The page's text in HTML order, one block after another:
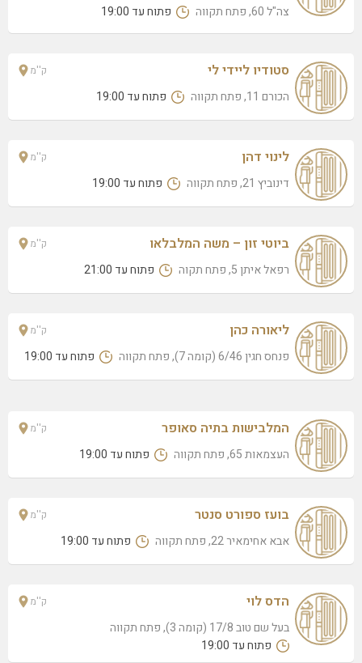
צה"ל 60, פתח תקווה
פתוח עד 19:00
סטודיו ליידי לי
הכורם 11, פתח תקווה פתוח עד 19:00
ק''מ
לינוי דהן
דינוביץ 21, פתח תקווה פתוח עד 19:00
ק''מ
ביוטי זון – משה המלבלאו
רפאל איתן 5, פתח תקוה פתוח עד 21:00
ק''מ
ליאורה כהן
פנחס חגין 6/46 (קומה 7), פתח תקווה פתוח עד 19:00
ק''מ
המלבישות בתיה סאופר
העצמאות 65, פתח תקווה פתוח עד 19:00
ק''מ
בועז ספורט סנטר
אבא אחימאיר 22, פתח תקווה פתוח עד 19:00
ק''מ
הדס לוי
בעל שם טוב 17/8 (קומה 3), פתח תקווה
פתוח עד 19:00
ק''מ
בגוף ראשון – דיתה
גיסין 37, פתח תקוה
ענת כהן
בן גוריון 42/6 קומה, פתח תקווה
בת אל חסין תמרוקים לימור
רייצי קוסמטיקס
אחים יטוקובסקי 35/9 (קומה 3), פתח תקוה
העלייה השניה 2, פתח תקווה
נעומי עזר
קופלמן אברהם 10, פתח תקווה
סטייליש פנינת מאי שירותי ניהול
ז'בוטינסקי 72 (הקניון הגדול), פתח תקווה
אביטל ביוטיס
בועז ספורט סנטר
אבא אחימאיר 22, פתח תקווה
היופי שבטבע
סטודיו ליידי לי
הכורם 11, פתח תקווה
יורדי הסירה 7, פתח תקווה
המלבישות בתיה סאופר
העצמאות 65, פתח תקווה